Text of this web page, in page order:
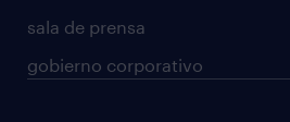
sala de prensa
gobierno corporativo